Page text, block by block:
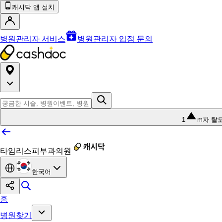
캐시닥 앱 설치
병원관리자 서비스 병원관리자 입점 문의
1 m자 탈
타임리스피부과의원
한국어
홈
병원찾기